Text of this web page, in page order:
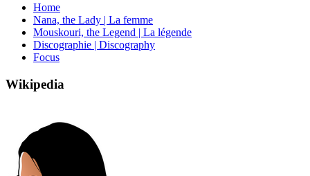
Home
Nana, the Lady | La femme
Mouskouri, the Legend | La légende
Discographie | Discography
Focus
Wikipedia